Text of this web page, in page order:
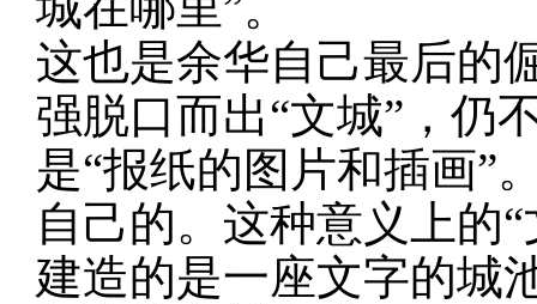
这也是余华自己最后的
强脱口而出“文城”，仍
是“报纸的图片和插画”
自己的。这种意义上的
建造的是一座文字的城